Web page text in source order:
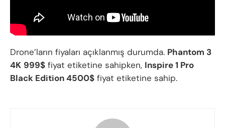
Drone’ların fiyaları açıklanmış durumda. Phantom 3
4K 999$ fiyat etiketine sahipken, Inspire 1 Pro
Black Edition 4500$ fiyat etiketine sahip.